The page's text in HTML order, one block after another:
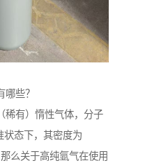
些？
稀有）惰性气体，分子
状态下，其密度为
么关于高纯氩气在使用